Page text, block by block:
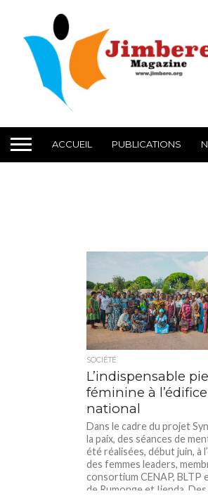
ACCUEIL PUBLICATIONS
SOCIÉTÉ
L’indispensable
féminine à l’édifice
national
Dans le cadre du projet
la paix, des séances de
été réalisées, début juin, à
des femmes leaders,
consortium CENAP, BLTP
de Rumonge et Ijenda.